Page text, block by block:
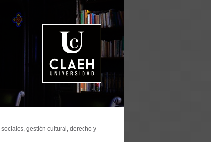
gestión cultural, derecho y